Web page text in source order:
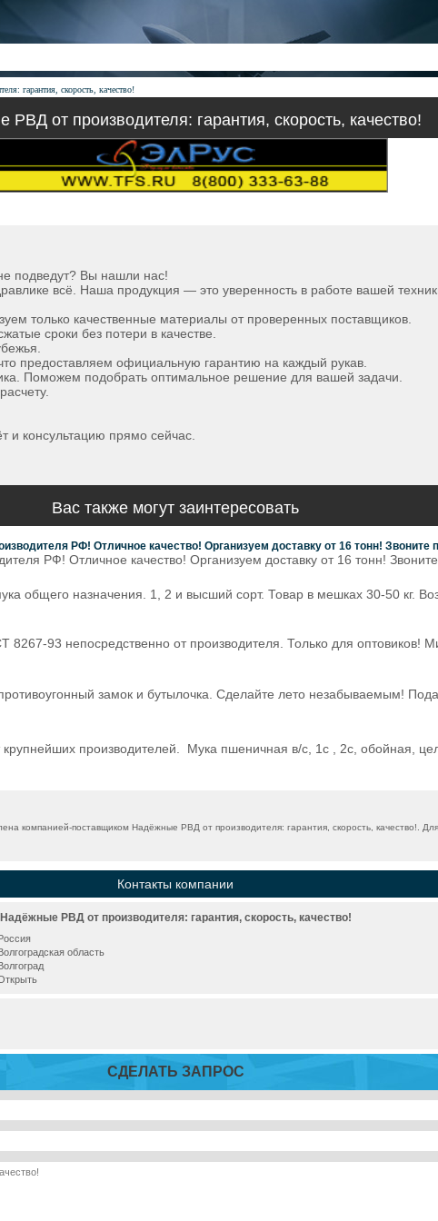
гарантия, скорость, качество!
РВД от производителя: гарантия, скорость, качество!
подведут? Вы нашли нас!
всё. Наша продукция — это уверенность в работе вашей
только качественные материалы от проверенных поставщиков.
сроки без потери в качестве.
предоставляем официальную гарантию на каждый рукав.
Поможем подобрать оптимальное решение для вашей задачи.
и консультацию прямо сейчас.
Вас также могут заинтересовать
РФ! Отличное качество! Организуем доставку от 16 тонн! Звоните
РФ! Отличное качество! Организуем доставку от 16 тонн!
общего назначения. 1, 2 и высший сорт. Товар в мешках 30-50 кг.
93 непосредственно от производителя. Только для оптовиков!
замок и бутылочка. Сделайте лето незабываемым!
производителей. Мука пшеничная в/с, 1с , 2с, обойная,
компанией-поставщиком Надёжные РВД от производителя: гарантия, скорость, качество!.
Контакты компании
Надёжные РВД от производителя: гарантия, скорость, качество!
область
СДЕЛАТЬ ЗАПРОС